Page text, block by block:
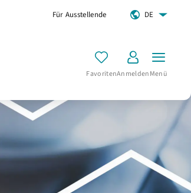
Für Ausstellende DE
FavoritenAnmeldenMenü